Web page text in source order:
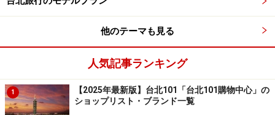
悠遊カー加値機。まず1番の位置に悠遊カーを置きます
デポジットはカード返却時にカードの残額と共に返金さ
他のテーマも見る
人気記事ランキング
1
【2025年最新版】台北101「台北101購物中心」の
ショップリスト・ブランド一覧